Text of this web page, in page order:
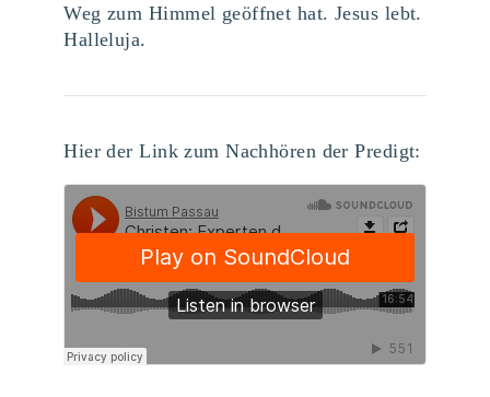
Weg zum Himmel geöffnet hat. Jesus lebt.
Halleluja.
Hier der Link zum Nachhören der Predigt: